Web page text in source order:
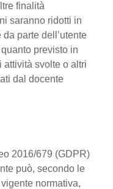
finalità
saranno ridotti in
parte dell’utente
previsto in
attività svolte o altri
dal docente
2016/679 (GDPR)
può, secondo le
normativa,